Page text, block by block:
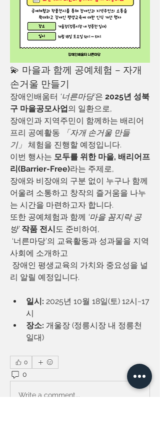
💫 마을과 함께 공예체험 – 자개
손거울 만들기
장애인배움터 ‘너른마당’은 2025년 성북
구 마을공모사업의 일환으로,
장애인과 지역주민이 함께하는 배리어
프리 공예활동
「자개 손거울 만들
기」
체험을 진행할 예정입니다.
이번 행사는 모두를 위한 마을, 배리어프
리(Barrier-Free)라는 주제로,
장애와 비장애의 구분 없이 누구나 함께
어울려 소통하고 창작의 즐거움을 나누
는 시간을 마련하고자 합니다.
또한 공예체험과 함께 ‘마을 꼼지락 공
방’ 작품 전시도 준비하여,
사회에 소개하고
리 알릴 예정입니다.
일시: 2025년 10월 18일(토) 12시~17
시
장소: 개울장 (정릉시장 내 정릉천
일대)
0
0 76
Write a comment...